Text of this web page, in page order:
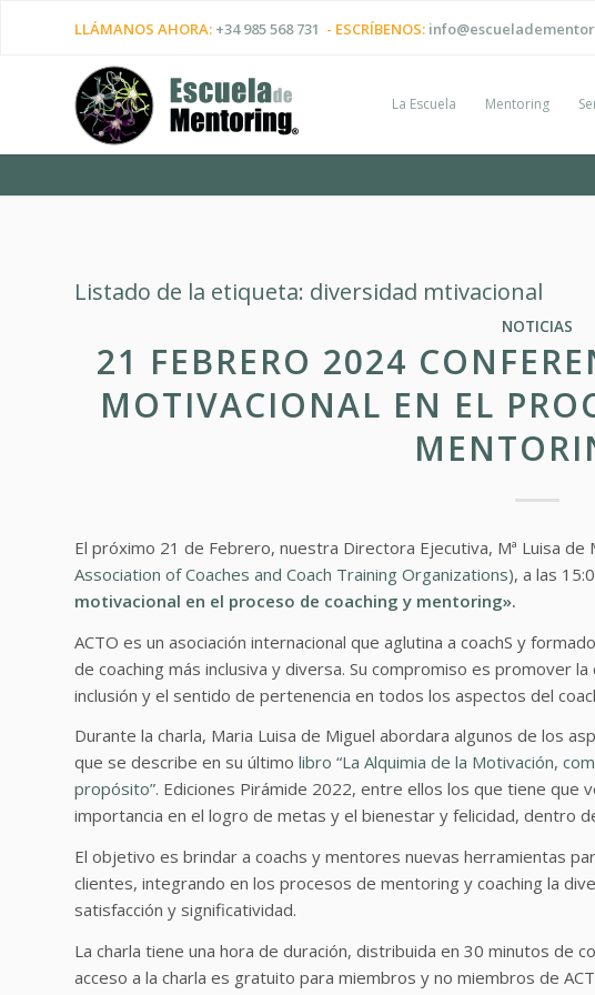
LLÁMANOS AHORA: +34 985 568 731 - ESCRÍBENOS:
La Escuela Mentoring
Listado de la etiqueta: diversidad mtivacional
NOTICIAS
21 FEBRERO 2024
MOTIVACIONAL EN EL
El próximo 21 de Febrero, nuestra Directora Ejecutiva, Mª Luisa
Association of Coaches and Coach Training Organizations), a las
motivacional en el proceso de coaching y mentoring».
ACTO es un asociación internacional que aglutina a coachS y
de coaching más inclusiva y diversa. Su compromiso es promover
inclusión y el sentido de pertenencia en todos los aspectos del
Durante la charla, Maria Luisa de Miguel abordara algunos de los
que se describe en su último libro “La Alquimia de la Motivación,
propósito”. Ediciones Pirámide 2022, entre ellos los que tiene que
importancia en el logro de metas y el bienestar y felicidad, dentro
El objetivo es brindar a coachs y mentores nuevas herramientas
clientes, integrando en los procesos de mentoring y coaching la
satisfacción y significatividad.
La charla tiene una hora de duración, distribuida en 30 minutos de
acceso a la charla es gratuito para miembros y no miembros de